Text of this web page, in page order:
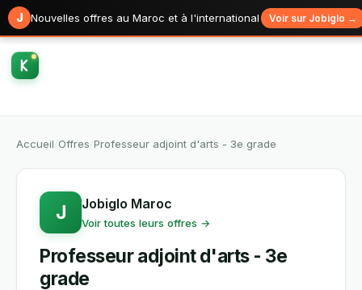
J Nouvelles offres au Maroc et à l'international Voir sur Jobiglo →
Accueil Offres Professeur adjoint d'arts - 3e grade
J Jobiglo Maroc
Voir toutes leurs offres →
Professeur adjoint d'arts - 3e
grade